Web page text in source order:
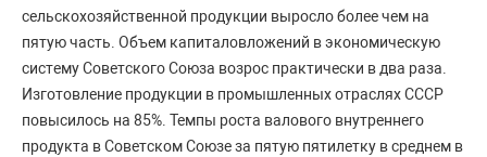
сельскохозяйственной продукции выросло более чем на
пятую часть. Объем капиталовложений в экономическую
систему Советского Союза возрос практически в два раза.
Изготовление продукции в промышленных отраслях СССР
повысилось на 85%. Темпы роста валового внутреннего
продукта в Советском Союзе за пятую пятилетку в среднем в